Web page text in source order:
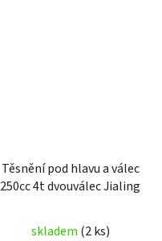
Těsnění pod hlavu a válec
250cc 4t dvouválec Jialing
skladem (2 ks)